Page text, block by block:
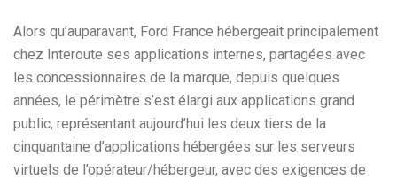
Alors qu’auparavant, Ford France hébergeait principalement
chez Interoute ses applications internes, partagées avec
les concessionnaires de la marque, depuis quelques
années, le périmètre s’est élargi aux applications grand
public, représentant aujourd’hui les deux tiers de la
cinquantaine d’applications hébergées sur les serveurs
virtuels de l’opérateur/hébergeur, avec des exigences de